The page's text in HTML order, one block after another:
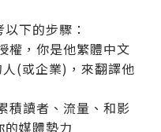
下的步驟：
權，你是他繁體中文
(或企業)，來翻譯他
積讀者、流量、和影
媒體勢力